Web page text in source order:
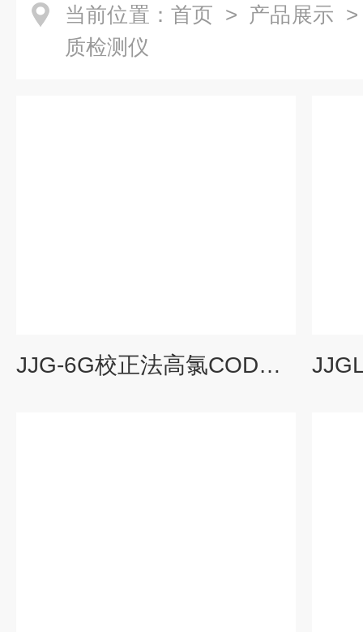
当前位置： 首页 > 产品展示
质检测仪
JJG-6G校正法高氯COD消解仪